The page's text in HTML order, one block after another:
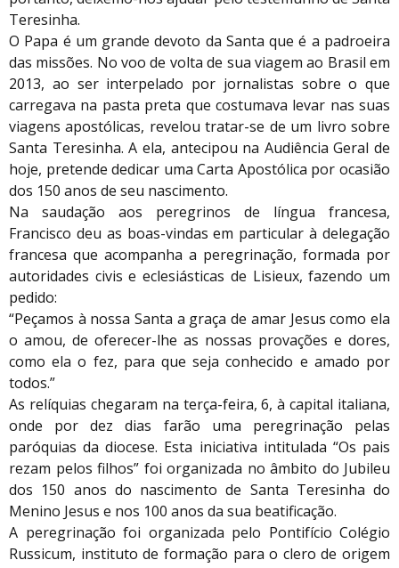
Teresinha.
O Papa é um grande devoto da Santa que é a padroeira
das missões. No voo de volta de sua viagem ao Brasil em
2013, ao ser interpelado por jornalistas sobre o que
carregava na pasta preta que costumava levar nas suas
viagens apostólicas, revelou tratar-se de um livro sobre
Santa Teresinha. A ela, antecipou na Audiência Geral de
hoje, pretende dedicar uma Carta Apostólica por ocasião
dos 150 anos de seu nascimento.
Na saudação aos peregrinos de língua francesa,
Francisco deu as boas-vindas em particular à delegação
francesa que acompanha a peregrinação, formada por
autoridades civis e eclesiásticas de Lisieux, fazendo um
pedido:
“Peçamos à nossa Santa a graça de amar Jesus como ela
o amou, de oferecer-lhe as nossas provações e dores,
como ela o fez, para que seja conhecido e amado por
todos.”
As relíquias chegaram na terça-feira, 6, à capital italiana,
onde por dez dias farão uma peregrinação pelas
paróquias da diocese. Esta iniciativa intitulada “Os pais
rezam pelos filhos” foi organizada no âmbito do Jubileu
dos 150 anos do nascimento de Santa Teresinha do
Menino Jesus e nos 100 anos da sua beatificação.
A peregrinação foi organizada pelo Pontifício Colégio
Russicum, instituto de formação para o clero de origem